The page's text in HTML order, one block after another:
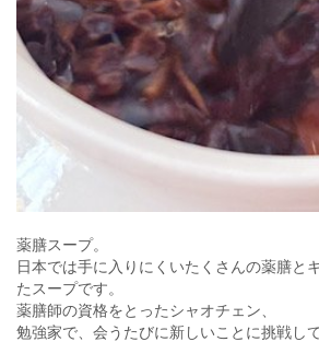
薬膳スープ。
日本では手に入りにくいたくさんの薬膳と
たスープです。
薬膳師の資格をとったシャオチェン、
勉強家で、会うたびに新しいことに挑戦し